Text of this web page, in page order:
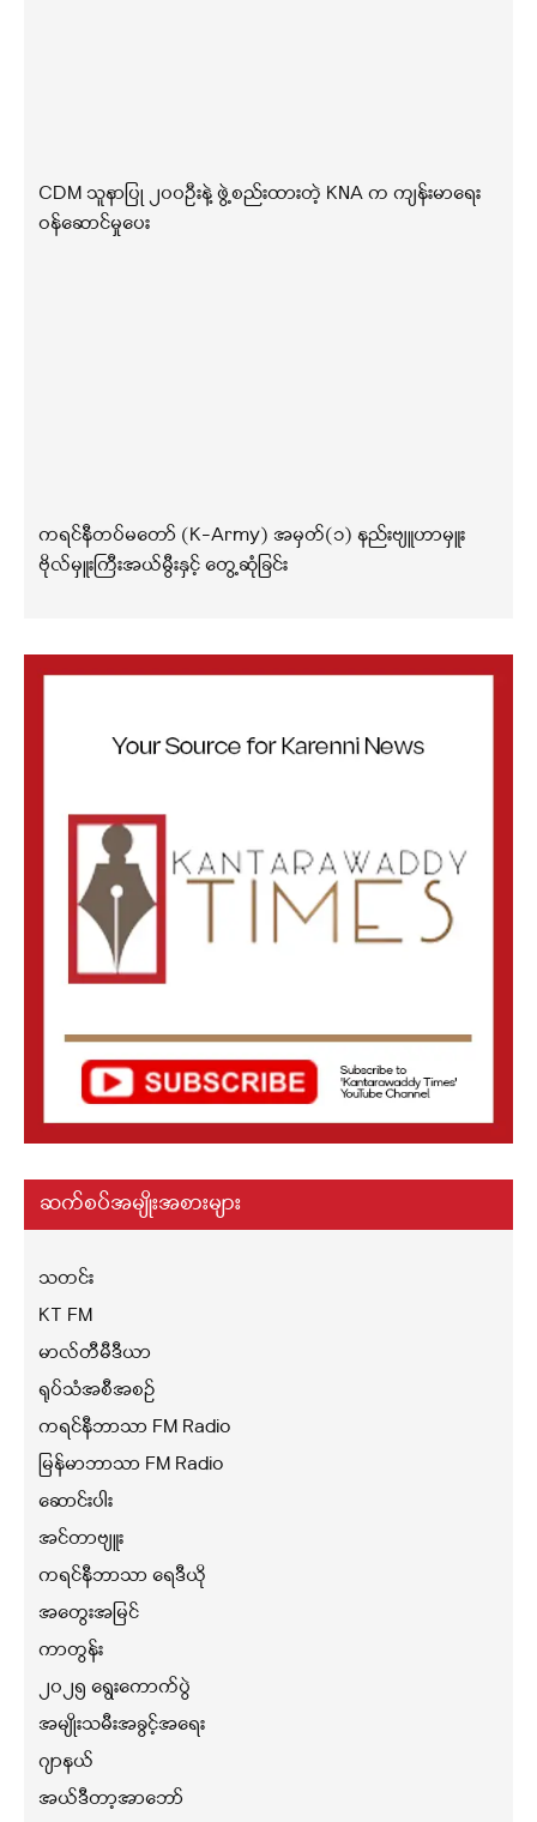
CDM သူနာပြု ၂၀၀ဦးနဲ့ ဖွဲ့စည်းထားတဲ့ KNA က ကျန်းမာရေး
ဝန်ဆောင်မှုပေး
ကရင်နီတပ်မတော် (K-Army) အမှတ်(၁) နည်းဗျူဟာမှူး
ဗိုလ်မှူးကြီးအယ်မွီးနှင့် တွေ့ဆုံခြင်း
ဆက်စပ်အမျိုးအစားများ
သတင်း
KT FM
မာလ်တီမီဒီယာ
ရုပ်သံအစီအစဉ်
ကရင်နီဘာသာ FM Radio
မြန်မာဘာသာ FM Radio
ဆောင်းပါး
အင်တာဗျူး
ကရင်နီဘာသာ ရေဒီယို
အတွေးအမြင်
ကာတွန်း
၂၀၂၅ ရွေးကောက်ပွဲ
အမျိုးသမီးအခွင့်အရေး
ဂျာနယ်
အယ်ဒီတာ့အာဘော်